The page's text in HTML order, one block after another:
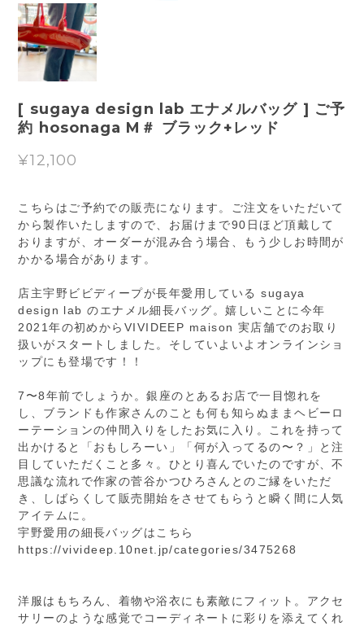
[ sugaya design lab エナメルバッグ ] ご予
約 hosonaga M＃ ブラック+レッド
¥12,100
こちらはご予約での販売になります。ご注文をいただいて
から製作いたしますので、お届けまで90日ほど頂戴して
おりますが、オーダーが混み合う場合、もう少しお時間が
かかる場合があります。
店主宇野ビビディープが長年愛用している sugaya
design lab のエナメル細長バッグ。嬉しいことに今年
2021年の初めからVIVIDEEP maison 実店舗でのお取り
扱いがスタートしました。そしていよいよオンラインショ
ップにも登場です！！
7〜8年前でしょうか。銀座のとあるお店で一目惚れを
し、ブランドも作家さんのことも何も知らぬままヘビーロ
ーテーションの仲間入りをしたお気に入り。これを持って
出かけると「おもしろーい」「何が入ってるの〜？」と注
目していただくこと多々。ひとり喜んでいたのですが、不
思議な流れで作家の菅谷かつひろさんとのご縁をいただ
き、しばらくして販売開始をさせてもらうと瞬く間に人気
アイテムに。
宇野愛用の細長バッグはこちら
https://vivideep.10net.jp/categories/3475268
洋服はもちろん、着物や浴衣にも素敵にフィット。アクセ
サリーのような感覚でコーディネートに彩りを添えてくれ